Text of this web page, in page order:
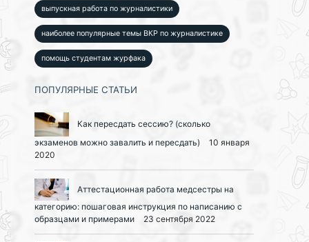
выпускная работа по журналистики
наиболее популярные темы ВКР по журналистике
помощь студентам журфака
ПОПУЛЯРНЫЕ СТАТЬИ
Как пересдать сессию? (сколько
экзаменов можно завалить и пересдать)
10 января
2020
Аттестационная работа медсестры на
категорию: пошаговая инструкция по написанию с
образцами и примерами
23 сентября 2022